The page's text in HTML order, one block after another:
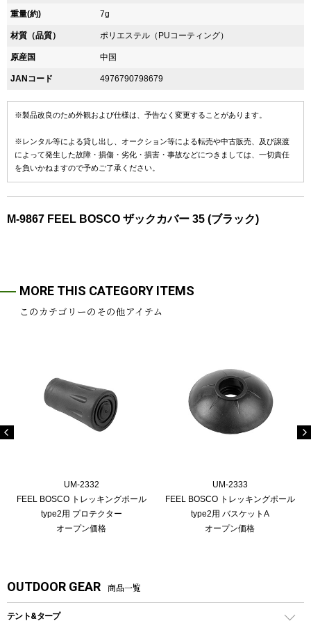
重量(約) 7g
材質（品質） ポリエステル（PUコーティング）
原産国 中国
JANコード 4976790798679
※製品改良のため外観および仕様は、予告なく変更することがあります。
※レンタル等による貸し出し、オークション等による転売や中古販売、及び譲渡
によって発生した故障・損傷・劣化・損害・事故などにつきましては、一切責任
を負いかねますので予めご了承ください。
M-9867 FEEL BOSCO ザックカバー 35 (ブラック)
MORE THIS CATEGORY ITEMS
このカテゴリーのその他アイテム
UM-2332
FEEL BOSCO トレッキングポール
type2用 プロテクター
オープン価格
UM-2333
FEEL BOSCO トレッキングポール
type2用 バスケットA
オープン価格
OUTDOOR GEAR 商品一覧
テント&タープ